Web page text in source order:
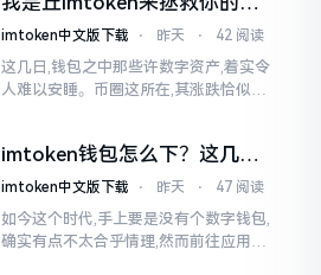
包
imtoken中文版下载 ⋅ 昨天 ⋅ 42 阅读
这几日,钱包之中那些许数字资产,着实令
人难以安睡。币圈这所在,其涨跌恰似翻
堆币
imtoken钱包怎么下？这几种
靠谱路子别走歪
imtoken中文版下载 ⋅ 昨天 ⋅ 47 阅读
如今这个时代,手上要是没有个数字钱包,
确实有点不太合乎情理,然而前往应用商